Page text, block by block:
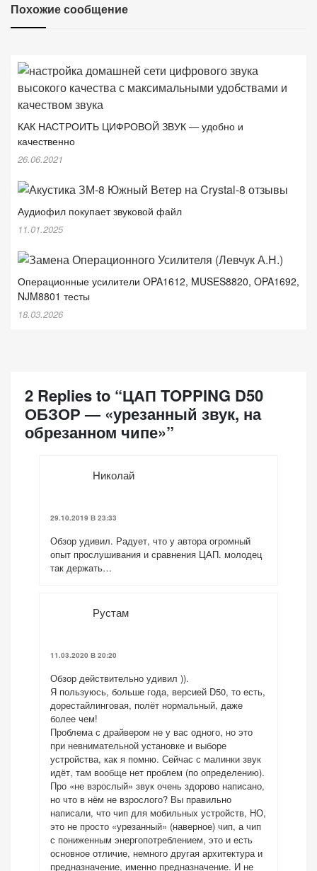
Похожие сообщение
КАК НАСТРОИТЬ ЦИФРОВОЙ ЗВУК — удобно и
качественно
26.06.2021
Аудиофил покупает звуковой файл
11.01.2025
Операционные усилители OPA1612, MUSES8820, OPA1692,
NJM8801 тесты
18.03.2026
2 Replies to “ЦАП TOPPING D50
ОБЗОР — «урезанный звук, на
обрезанном чипе»”
Николай
29.10.2019 В 23:33
Обзор удивил. Радует, что у автора огромный
опыт прослушивания и сравнения ЦАП. молодец
так держать…
Рустам
11.03.2020 В 20:20
Обзор действительно удивил )).
Я пользуюсь, больше года, версией D50, то есть,
дорестайлинговая, полёт нормальный, даже
более чем!
Проблема с драйвером не у вас одного, но это
при невнимательной установке и выборе
устройства, как я помню. Сейчас с малинки звук
идёт, там вообще нет проблем (по определению).
Про «не взрослый» звук очень здорово написано,
но что в нём не взрослого? Вы правильно
написали, что чип для мобильных устройств, НО,
это не просто «урезанный» (наверное) чип, а чип
с пониженным энергопотреблением, это и есть
основное отличие, немного другая архитектура и
предназначение, именно предназначение. И не